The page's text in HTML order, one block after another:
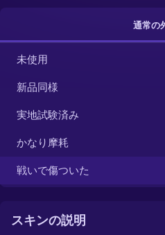
ケース
通常の
未使用
新品同様
実地試験済み
かなり摩耗
戦いで傷ついた
スキンの説明